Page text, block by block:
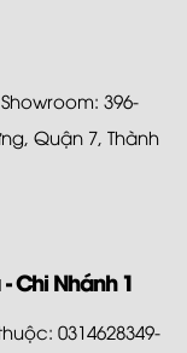
396-
Quận 7, Thành
Chi Nhánh 1
0314628349-